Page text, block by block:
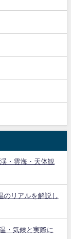
・雲海・天体観
のリアルを解説し
・気候と実際に